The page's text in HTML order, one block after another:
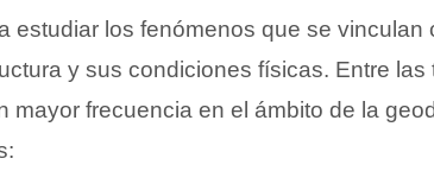
estudiar los fenómenos que se vinculan
y sus condiciones físicas. Entre las
mayor frecuencia en el ámbito de la